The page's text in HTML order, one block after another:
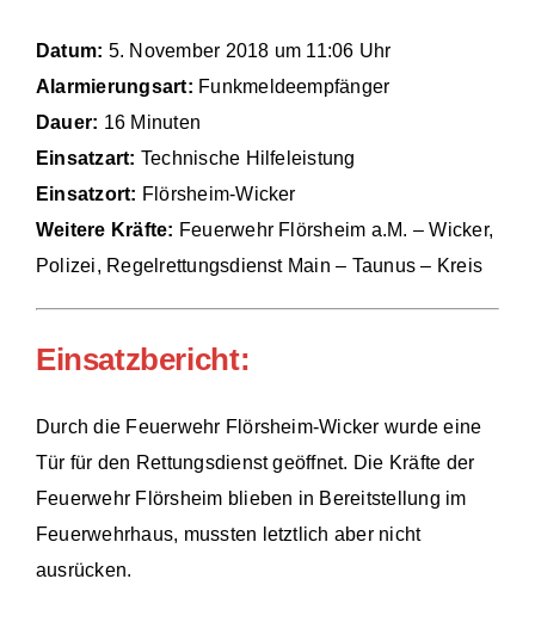
Technik
Datum: 5. November 2018 um 11:06 Uhr
Alarmierungsart: Funkmeldeempfänger
Dauer: 16 Minuten
Einsatzart: Technische Hilfeleistung
Einsatzort: Flörsheim-Wicker
Weitere Kräfte: Feuerwehr Flörsheim a.M. – Wicker,
Polizei, Regelrettungsdienst Main – Taunus – Kreis
Einsatzbericht:
Durch die Feuerwehr Flörsheim-Wicker wurde eine
Tür für den Rettungsdienst geöffnet. Die Kräfte der
Feuerwehr Flörsheim blieben in Bereitstellung im
Feuerwehrhaus, mussten letztlich aber nicht
ausrücken.